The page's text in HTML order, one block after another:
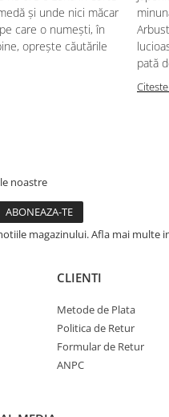
și unde nici măcar
care o numești, în
oprește căutările
pată
noastre
magazinului. Afla mai multe
CLIENTI
Metode de Plata
Politica de Retur
Formular de Retur
ANPC